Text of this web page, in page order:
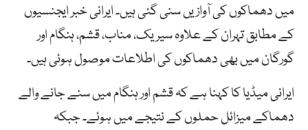
میں دھماکوں کی آوازیں سنی گئی ہیں۔ ایرانی خبر ایجنسیوں
کے مطابق تہران کے علاوہ سیریک، مناب، قشم، ہنگام اور
گورگان میں بھی دھماکوں کی اطلاعات موصول ہوئی ہیں۔
ایرانی میڈیا کا کہنا ہے کہ قشم اور ہنگام میں سنے جانے والے
دھماکے میزائل حملوں کے نتیجے میں ہوئے۔ جبکہ